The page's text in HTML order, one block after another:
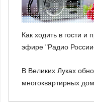
Как ходить в гости и
эфире "Радио России-
В Великих Луках
многоквартирных